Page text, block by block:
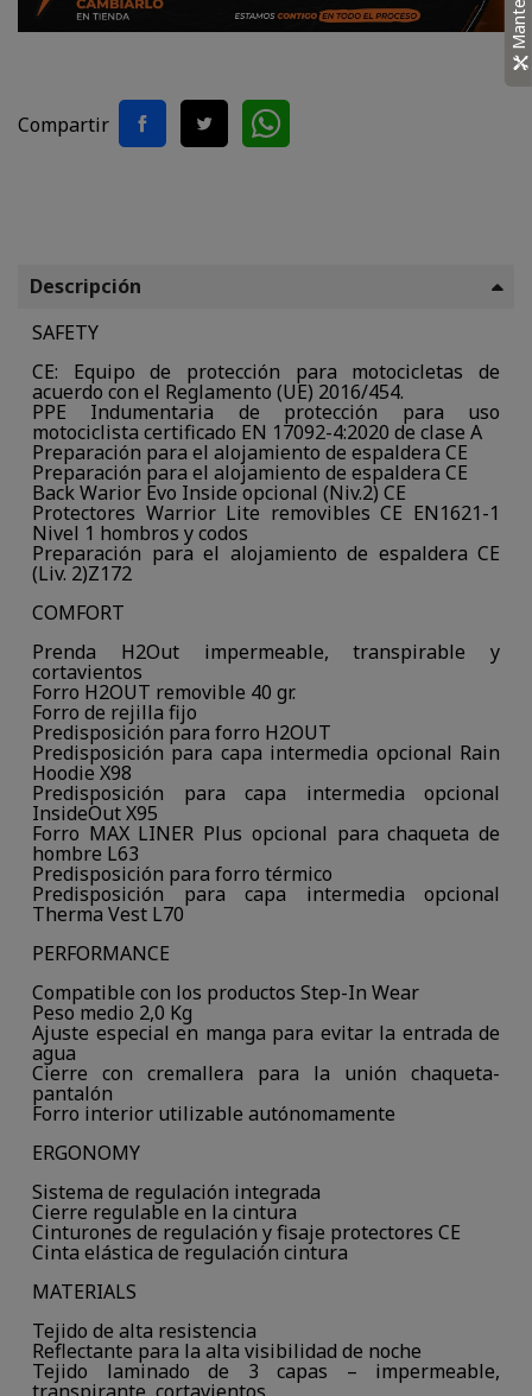
Compartir
Descripción
SAFETY
CE: Equipo de protección para motocicletas de
acuerdo con el Reglamento (UE) 2016/454.
PPE Indumentaria de protección para uso
motociclista certificado EN 17092-4:2020 de clase A
Preparación para el alojamiento de espaldera CE
Preparación para el alojamiento de espaldera CE
Back Warior Evo Inside opcional (Niv.2) CE
Protectores Warrior Lite removibles CE EN1621-1
Nivel 1 hombros y codos
Preparación para el alojamiento de espaldera CE
(Liv. 2)Z172
COMFORT
Prenda H2Out impermeable, transpirable y
cortavientos
Forro H2OUT removible 40 gr.
Forro de rejilla fijo
Predisposición para forro H2OUT
Predisposición para capa intermedia opcional Rain
Hoodie X98
Predisposición para capa intermedia opcional
InsideOut X95
Forro MAX LINER Plus opcional para chaqueta de
hombre L63
Predisposición para forro térmico
Predisposición para capa intermedia opcional
Therma Vest L70
PERFORMANCE
Compatible con los productos Step-In Wear
Peso medio 2,0 Kg
Ajuste especial en manga para evitar la entrada de
agua
Cierre con cremallera para la unión chaqueta-
pantalón
Forro interior utilizable autónomamente
ERGONOMY
Sistema de regulación integrada
Cierre regulable en la cintura
Cinturones de regulación y fisaje protectores CE
Cinta elástica de regulación cintura
MATERIALS
Tejido de alta resistencia
Reflectante para la alta visibilidad de noche
Tejido laminado de 3 capas – impermeable,